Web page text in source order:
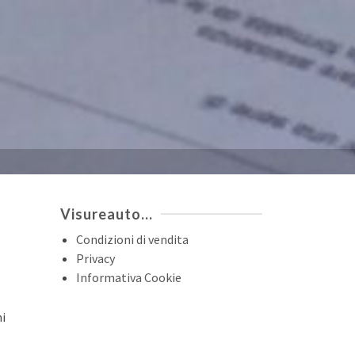
Visureauto…
Condizioni di vendita
Privacy
Informativa Cookie